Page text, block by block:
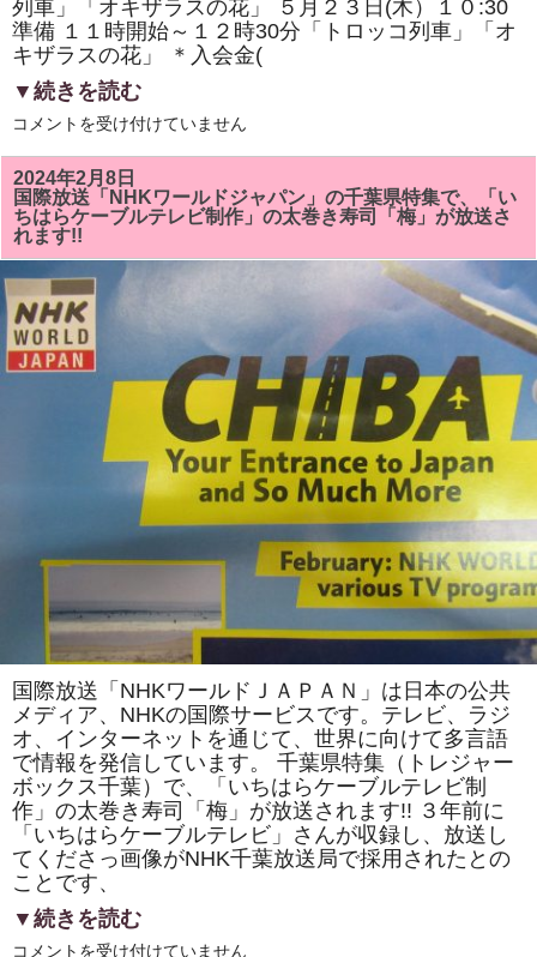
列車」「オキザラスの花」 ５月２３日(木）１０:30
準備 １１時開始～１２時30分「トロッコ列車」「オ
キザラスの花」 ＊入会金(
▼続きを読む
5
の
房
総
太
巻
き
寿
司
室
で
は
「ト
ロ
花」
す。
教
室
も
あ
り
ま
す。
は
コメントを受け付けていません
2024年2月8日
国際放送「NHKワールドジャパン」の千葉県特集で、「い
ちはらケーブルテレビ制作」の太巻き寿司「梅」が放送さ
れます!!
国際放送「NHKワールドＪＡＰＡＮ」は日本の公共
メディア、NHKの国際サービスです。テレビ、ラジ
オ、インターネットを通じて、世界に向けて多言語
で情報を発信しています。 千葉県特集（トレジャー
ボックス千葉）で、「いちはらケーブルテレビ制
作」の太巻き寿司「梅」が放送されます!! ３年前に
「いちはらケーブルテレビ」さんが収録し、放送し
てくださっ画像がNHK千葉放送局で採用されたとの
ことです、
▼続きを読む
国
コメントを受け付けていません